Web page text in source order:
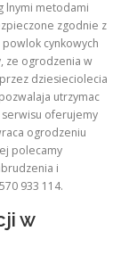
lnymi metodami
zgodnie z
powlok cynkowych
ze ogrodzenia w
dziesieciolecia
utrzymac
oferujemy
ogrodzeniu
polecamy
i
933 114.
w